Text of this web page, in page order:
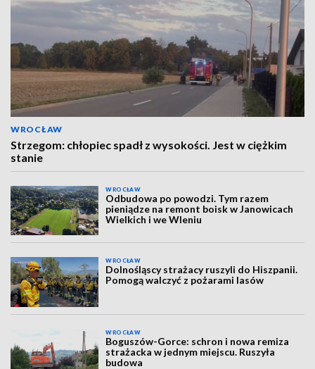
WROCŁAW
Strzegom: chłopiec spadł z wysokości. Jest w ciężkim
stanie
WROCŁAW
Odbudowa po powodzi. Tym razem
pieniądze na remont boisk w Janowicach
Wielkich i we Wleniu
WROCŁAW
Dolnośląscy strażacy ruszyli do Hiszpanii.
Pomogą walczyć z pożarami lasów
WROCŁAW
Boguszów-Gorce: schron i nowa remiza
strażacka w jednym miejscu. Ruszyła
budowa